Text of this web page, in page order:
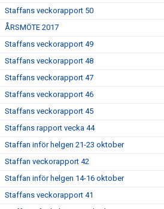
Staffans veckorapport 50
ÅRSMÖTE 2017
Staffans veckorapport 49
Staffans veckorapport 48
Staffans veckorapport 47
Staffans veckorapport 46
Staffans veckorapport 45
Staffans rapport vecka 44
Staffan inför helgen 21-23 oktober
Staffan veckorapport 42
Staffan inför helgen 14-16 oktober
Staffans veckorapport 41